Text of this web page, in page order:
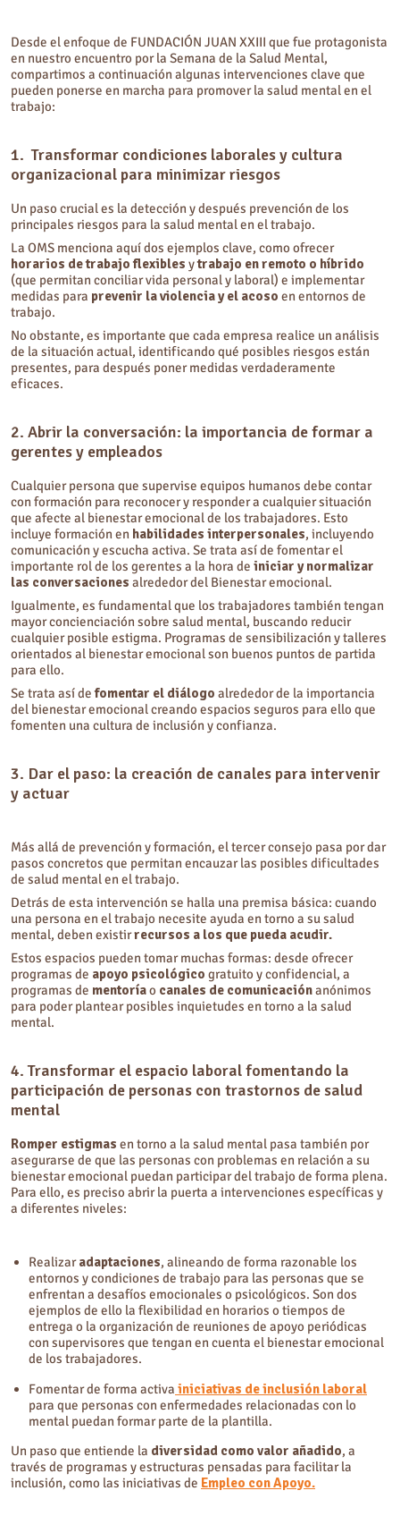
Desde el enfoque de FUNDACIÓN JUAN XXIII que fue protagonista
en nuestro encuentro por la Semana de la Salud Mental,
compartimos a continuación algunas intervenciones clave que
pueden ponerse en marcha para promover la salud mental en el
trabajo:
1. Transformar condiciones laborales y cultura
organizacional para minimizar riesgos
Un paso crucial es la detección y después prevención de los
principales riesgos para la salud mental en el trabajo.
La OMS menciona aquí dos ejemplos clave, como ofrecer
horarios de trabajo flexibles ytrabajo en remoto o híbrido
(que permitan conciliar vida personal y laboral) e implementar
medidas para prevenir la violencia y el acoso en entornos de
trabajo.
No obstante, es importante que cada empresa realice un análisis
de la situación actual, identificando qué posibles riesgos están
presentes, para después poner medidas verdaderamente
eficaces.
2. Abrir la conversación: la importancia de formar a
gerentes y empleados
Cualquier persona que supervise equipos humanos debe contar
con formación para reconocer y responder a cualquier situación
que afecte al bienestar emocional de los trabajadores. Esto
incluye formación en habilidades interpersonales, incluyendo
comunicación y escucha activa. Se trata así de fomentar el
importante rol de los gerentes a la hora de iniciar y normalizar
las conversaciones alrededor del Bienestar emocional.
Igualmente, es fundamental que los trabajadores también tengan
mayor concienciación sobre salud mental, buscando reducir
cualquier posible estigma. Programas de sensibilización y talleres
orientados al bienestar emocional son buenos puntos de partida
para ello.
Se trata así defomentar el diálogo alrededor de la importancia
del bienestar emocional creando espacios seguros para ello que
fomenten una cultura de inclusión y confianza.
3. Dar el paso: la creación de canales para intervenir
y actuar
Más allá de prevención y formación, el tercer consejo pasa por dar
pasos concretos que permitan encauzar las posibles dificultades
de salud mental en el trabajo.
Detrás de esta intervención se halla una premisa básica: cuando
una persona en el trabajo necesite ayuda en torno a su salud
mental, deben existirrecursos a los que pueda acudir.
Estos espacios pueden tomar muchas formas: desde ofrecer
programas de apoyo psicológico gratuito y confidencial, a
programas de mentoríao canales de comunicaciónanónimos
para poder plantear posibles inquietudes en torno a la salud
mental.
4. Transformar el espacio laboral fomentando la
participación de personas con trastornos de salud
mental
Romper estigmas en torno a la salud mental pasa también por
asegurarse de que las personas con problemas en relación a su
bienestar emocional puedan participar del trabajo de forma plena.
Para ello, es preciso abrir la puerta a intervenciones específicas y
a diferentes niveles:
Realizaradaptaciones, alineando de forma razonable los
entornos y condiciones de trabajo para las personas que se
enfrentan a desafíos emocionales o psicológicos. Son dos
ejemplos de ello la flexibilidad en horarios o tiempos de
entrega o la organización de reuniones de apoyo periódicas
con supervisores que tengan en cuenta el bienestar emocional
de los trabajadores.
Fomentar de forma activa iniciativas de inclusión laboral
para que personas con enfermedades relacionadas con lo
mental puedan formar parte de la plantilla.
Un paso que entiende la diversidad como valor añadido, a
través de programas y estructuras pensadas para facilitar la
inclusión, como las iniciativas de Empleo con Apoyo.